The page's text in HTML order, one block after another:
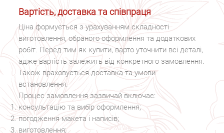
Вартість, доставка та співпраця
Ціна формується з урахуванням складності
виготовлення, обраного оформлення та додаткових
робіт. Перед тим як купити, варто уточнити всі деталі,
адже вартість залежить від конкретного замовлення.
Також враховується доставка та умови
встановлення.
Процес замовлення зазвичай включає:
консультацію та вибір оформлення;
погодження макета і написів;
виготовлення;